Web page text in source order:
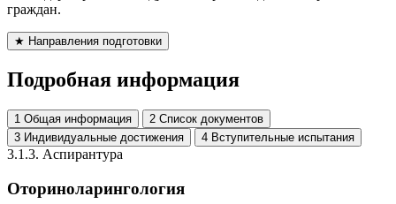
граждан.
★ Направления подготовки
Подробная информация
1 Общая информация 2 Список документов
3 Индивидуальные достижения 4 Вступительные испытания
3.1.3. Аспирантура
Оториноларингология